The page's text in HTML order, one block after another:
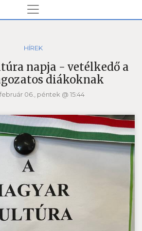
HÍREK
napja - vetélkedő a
diákoknak
06., péntek @ 15:44